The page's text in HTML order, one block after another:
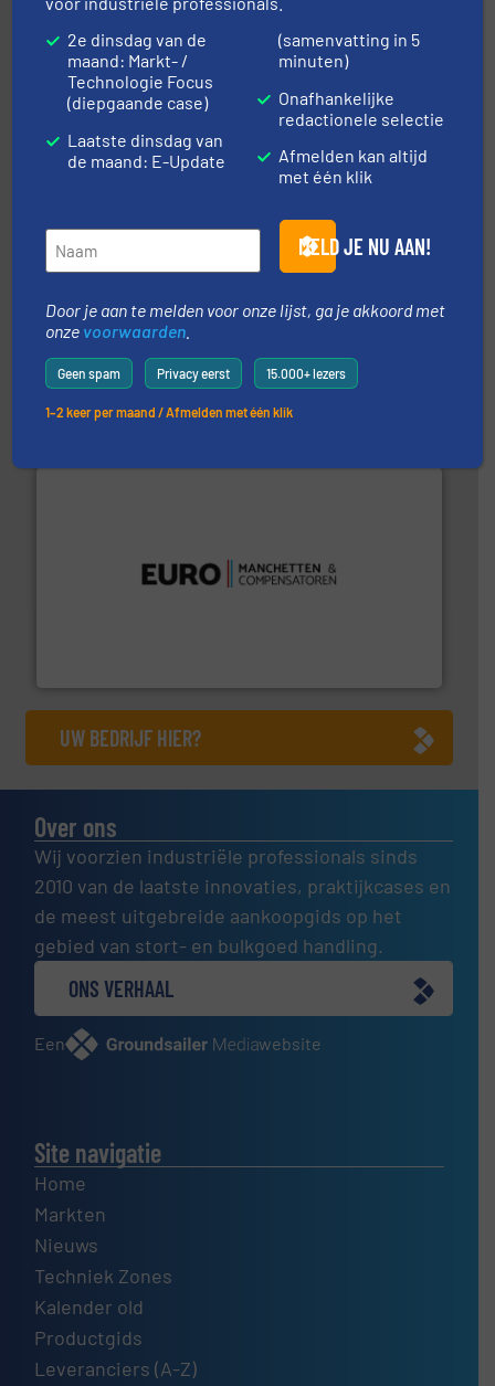
Robbe Industries nv
Sinds 1845 is Robbe Industries nv gespecialiseerd in
weeg-, verpakking- en transportprocessen die klanten
in verschillende sectoren hebben geholpen.
Maatwerk in componenten voor de voedings-, dairy,
plastic-, (petro) chemische, farmaceutische,
mineralen-, energie en biomassa industrieën.
info ➜
UW BEDRIJF HIER?
Over ons
Wij voorzien industriële professionals sinds
2010 van de laatste innovaties, praktijkcases en
de meest uitgebreide aankoopgids op het
gebied van stort- en bulkgoed handling.
ONS VERHAAL
Een website
Site navigatie
Home
Markten
Nieuws
Techniek Zones
Kalender old
Productgids
Leveranciers (A-Z)
2e dinsdag van de
maand: Markt- /
Technologie Focus
(diepgaande case)
Laatste dinsdag van
de maand: E-Update
(samenvatting in 5
minuten)
Onafhankelijke
redactionele selectie
Afmelden kan altijd
met één klik
MELD JE NU AAN!
Door je aan te melden voor onze lijst, ga je akkoord met
onze voorwaarden
Geen spam Privacy eerst 15.000+ lezers
1–2 keer per maand / Afmelden met één klik